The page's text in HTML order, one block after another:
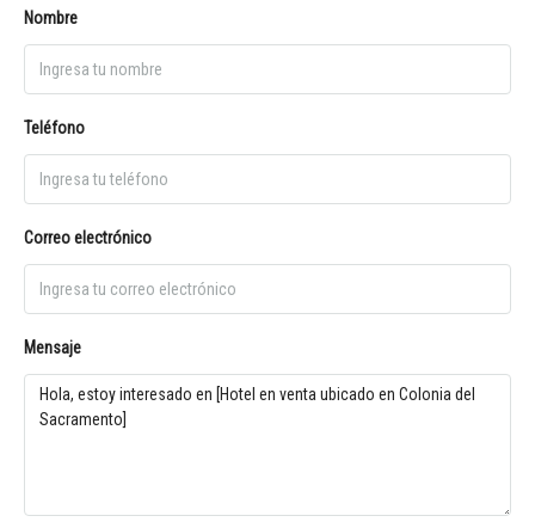
Nombre
Teléfono
Correo electrónico
Mensaje